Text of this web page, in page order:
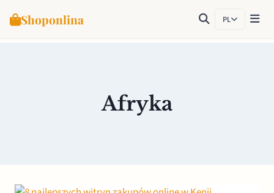
Shoponlina PL
Afryka